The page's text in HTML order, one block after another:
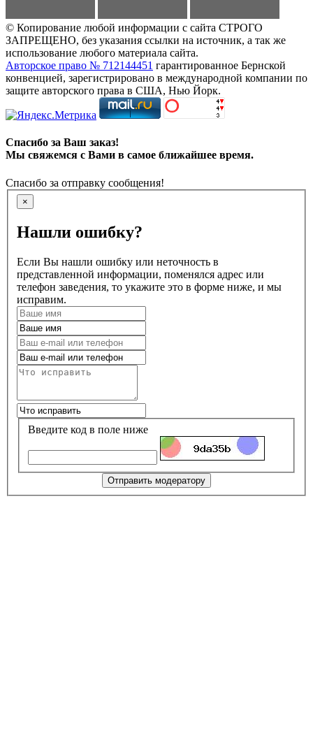
© Копирование любой информации с сайта СТРОГО
ЗАПРЕЩЕНО, без указания ссылки на источник, а так же
использование любого материала сайта.
Авторское право № 712144451 гарантированное Бернской
конвенцией, зарегистрировано в международной компании по
защите авторского права в США, Нью Йорк.
Спасибо за Ваш заказ!
Мы свяжемся с Вами в самое ближайшее время.
Спасибо за отправку сообщения!
×
Нашли ошибку?
Если Вы нашли ошибку или неточность в
представленной информации, поменялся адрес или
телефон заведения, то укажите это в форме ниже, и мы
исправим.
Введите код в поле ниже
Отправить модератору